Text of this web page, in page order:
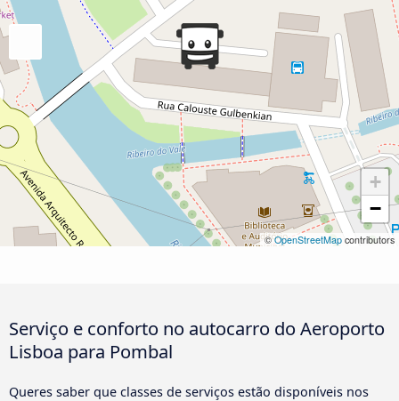
+
−
©OpenStreetMap contributors
Serviço e conforto no autocarro do Aeroporto
Lisboa para Pombal
Queres saber que classes de serviços estão disponíveis nos